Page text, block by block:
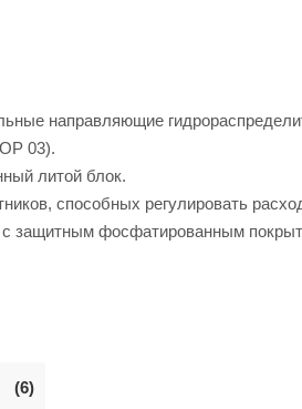
направляющие
03).
литой блок.
способных регулировать
с защитным фосфатированным
(6)